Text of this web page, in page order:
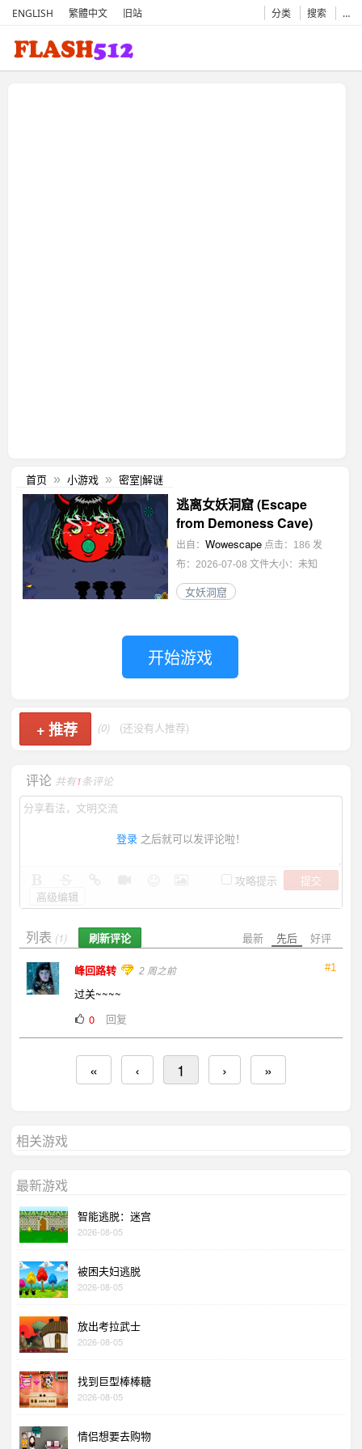
ENGLISH 繁體中文 旧站 分类 搜索 …
首页 » 小游戏 » 密室|解谜
逃离女妖洞窟 (Escape
from Demoness Cave)
出自： Wowescape 点击：186 发
布：2026-07-08 文件大小：未知
女妖洞窟
开始游戏
+推荐 (0) (还没有人推荐)
评论 共有1条评论
登录 之后就可以发评论啦！
攻略提示
提交
高级编辑
最新 先后 好评
列表 (1) 刷新评论
#1
峰回路转 2 周之前
过关~~~~
0
回复
« ‹ 1 › »
相关游戏
最新游戏
智能逃脱：迷宫
2026-08-05
被困夫妇逃脱
2026-08-05
放出考拉武士
2026-08-05
找到巨型棒棒糖
2026-08-05
情侣想要去购物